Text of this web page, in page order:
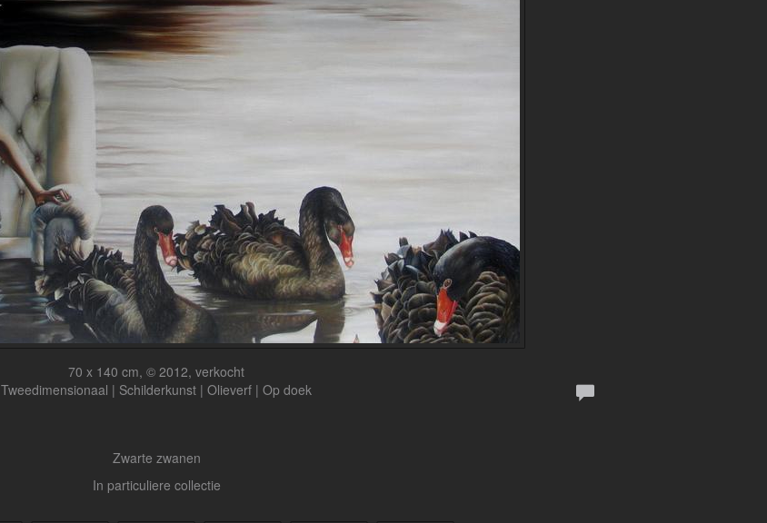
70 x 140 cm, © 2012, verkocht
Tweedimensionaal | Schilderkunst | Olieverf | Op doek
Zwarte zwanen
In particuliere collectie